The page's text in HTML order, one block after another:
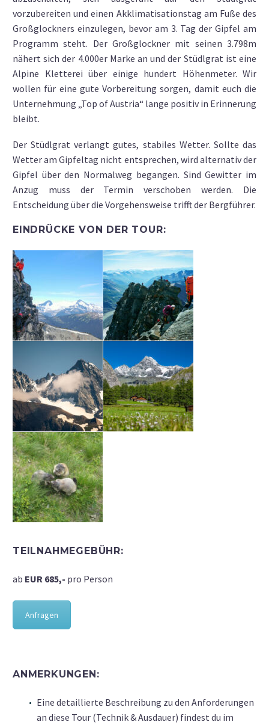
vorzubereiten und einen Akklimatisationstag am Fuße des
Großglockners einzulegen, bevor am 3. Tag der Gipfel am
Programm steht. Der Großglockner mit seinen 3.798m
nähert sich der 4.000er Marke an und der Stüdlgrat ist eine
Alpine Kletterei über einige hundert Höhenmeter. Wir
wollen für eine gute Vorbereitung sorgen, damit euch die
Unternehmung „Top of Austria“ lange positiv in Erinnerung
bleibt.
Der Stüdlgrat verlangt gutes, stabiles Wetter. Sollte das
Wetter am Gipfeltag nicht entsprechen, wird alternativ der
Gipfel über den Normalweg begangen. Sind Gewitter im
Anzug muss der Termin verschoben werden. Die
Entscheidung über die Vorgehensweise trifft der Bergführer.
EINDRÜCKE VON DER TOUR:
TEILNAHMEGEBÜHR:
ab EUR 685,- pro Person
Anfragen
ANMERKUNGEN:
Eine detaillierte Beschreibung zu den Anforderungen
an diese Tour (Technik & Ausdauer) findest du im